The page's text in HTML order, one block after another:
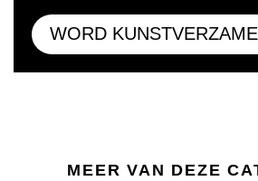
WORD
MEER VAN DEZE